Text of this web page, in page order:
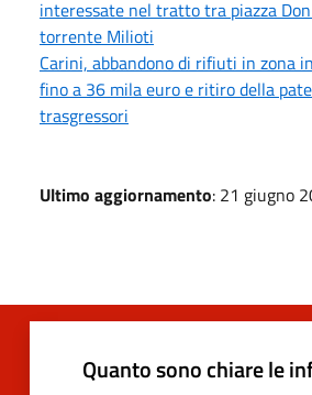
interessate nel tratto tra piazza
torrente Milioti
Carini, abbandono di rifiuti in zona
fino a 36 mila euro e ritiro della
trasgressori
Ultimo aggiornamento: 21 giugno
Quanto sono chiare le